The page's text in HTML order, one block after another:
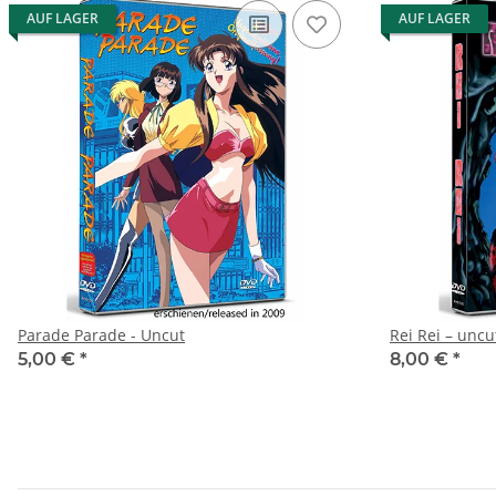
AUF LAGER
Parade Parade - Uncut
5,00 € *
AUF LAGER
Rei Rei –
8,00 € *